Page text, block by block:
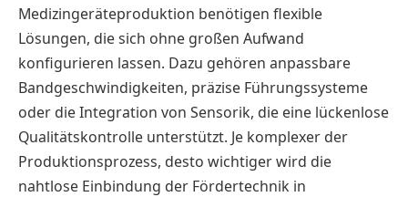
Medizingeräteproduktion benötigen flexible
Lösungen, die sich ohne großen Aufwand
konfigurieren lassen. Dazu gehören anpassbare
Bandgeschwindigkeiten, präzise Führungssysteme
oder die Integration von Sensorik, die eine lückenlose
Qualitätskontrolle unterstützt. Je komplexer der
Produktionsprozess, desto wichtiger wird die
nahtlose Einbindung der Fördertechnik in